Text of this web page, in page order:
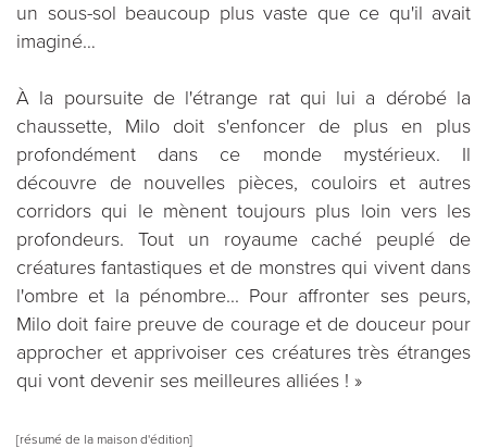
un sous-sol beaucoup plus vaste que ce qu'il avait
imaginé…
À la poursuite de l'étrange rat qui lui a dérobé la
chaussette, Milo doit s'enfoncer de plus en plus
profondément dans ce monde mystérieux. Il
découvre de nouvelles pièces, couloirs et autres
corridors qui le mènent toujours plus loin vers les
profondeurs. Tout un royaume caché peuplé de
créatures fantastiques et de monstres qui vivent dans
l'ombre et la pénombre... Pour affronter ses peurs,
Milo doit faire preuve de courage et de douceur pour
approcher et apprivoiser ces créatures très étranges
qui vont devenir ses meilleures alliées ! »
[résumé de la maison d'édition]